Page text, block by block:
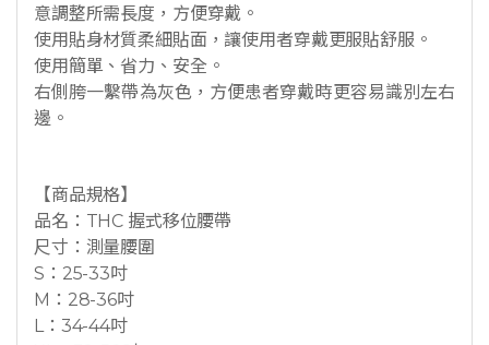
意調整所需長度，方便穿戴。
使用貼身材質柔細貼面，讓使用者穿戴更服貼舒服。
使用簡單、省力、安全。
右側胯一繫帶為灰色，方便患者穿戴時更容易識別左右
邊。
【商品規格】
品名：THC 握式移位腰帶
尺寸：測量腰圍
S：25-33吋
M：28-36吋
L：34-44吋